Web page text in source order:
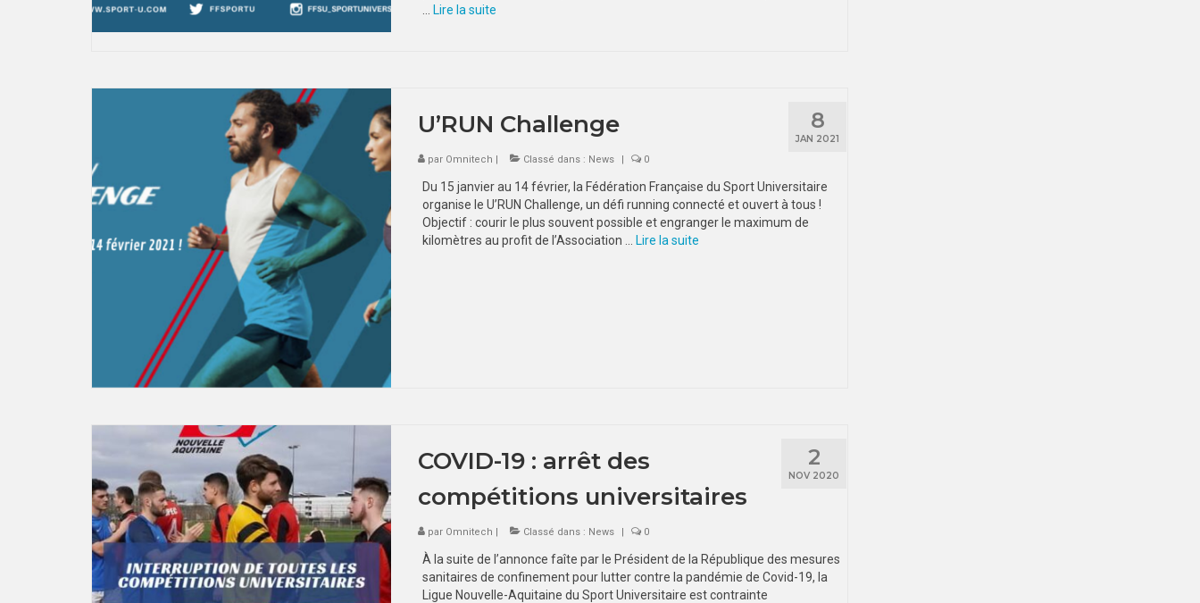
Lire la suite­­
8
JAN 2021
U’RUN Challenge
par Omnitech | Classé dans : News | 0
Du 15 janvier au 14 février, la Fédération Française du Sport Universitaire
organise le U’RUN Challenge, un défi running connecté et ouvert à tous !
Objectif : courir le plus souvent possible et engranger le maximum de
kilomètres au profit de l’Association …
Lire la suite­­
2
NOV 2020
COVID-19 : arrêt des
compétitions universitaires
par Omnitech | Classé dans : News | 0
À la suite de l’annonce faîte par le Président de la République des mesures
sanitaires de confinement pour lutter contre la pandémie de Covid-19, la
Ligue Nouvelle-Aquitaine du Sport Universitaire est contrainte